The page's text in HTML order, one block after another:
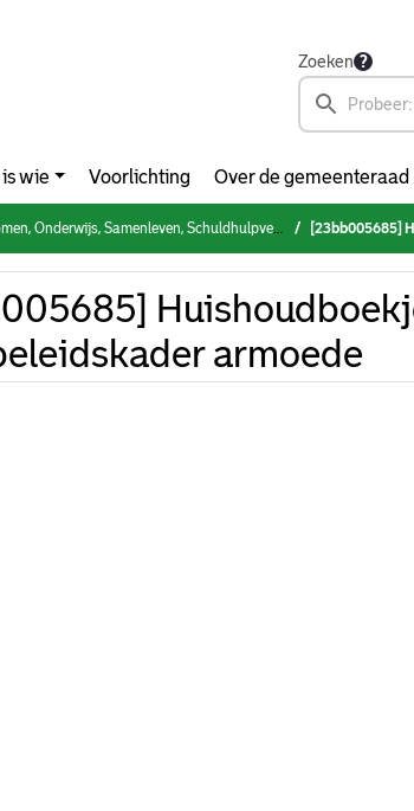
Zoeken
wie Voorlichting Over de gemeenteraad
Schuldhulpverlening & Armoedebestrijding, NPRZ (woensdag 20 maart 2024) [23bb005685]
armoede